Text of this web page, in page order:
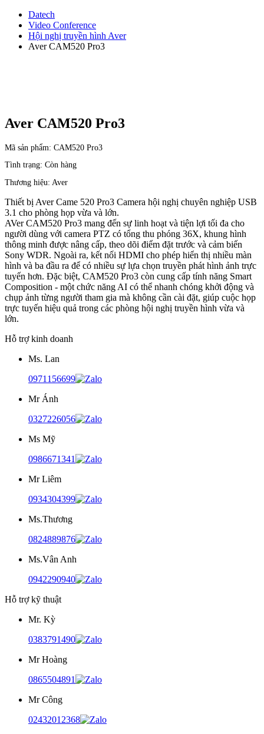
Datech
Video Conference
Hội nghị truyền hình Aver
Aver CAM520 Pro3
Aver CAM520 Pro3
Mã sản phẩm: CAM520 Pro3
Tình trạng: Còn hàng
Thương hiệu: Aver
Thiết bị Aver Came 520 Pro3 Camera hội nghị chuyên nghiệp USB
3.1 cho phòng họp vừa và lớn.
AVer CAM520 Pro3 mang đến sự linh hoạt và tiện lợi tối đa cho
người dùng với camera PTZ có tổng thu phóng 36X, khung hình
thông minh được nâng cấp, theo dõi điểm đặt trước và cảm biến
Sony WDR. Ngoài ra, kết nối HDMI cho phép hiển thị nhiều màn
hình và ba đầu ra để có nhiều sự lựa chọn truyền phát hình ảnh trực
tuyến hơn. Đặc biệt, CAM520 Pro3 còn cung cấp tính năng Smart
Composition - một chức năng AI có thể nhanh chóng khởi động và
chụp ảnh từng người tham gia mà không cần cài đặt, giúp cuộc họp
trực tuyến hiệu quả trong các phòng hội nghị truyền hình vừa và
lớn.
Hỗ trợ kinh doanh
Ms. Lan
0971156699
Mr Ánh
0327226056
Ms Mỹ
0986671341
Mr Liêm
0934304399
Ms.Thương
0824889876
Ms.Vân Anh
0942290940
Hỗ trợ kỹ thuật
Mr. Kỳ
0383791490
Mr Hoàng
0865504891
Mr Công
02432012368